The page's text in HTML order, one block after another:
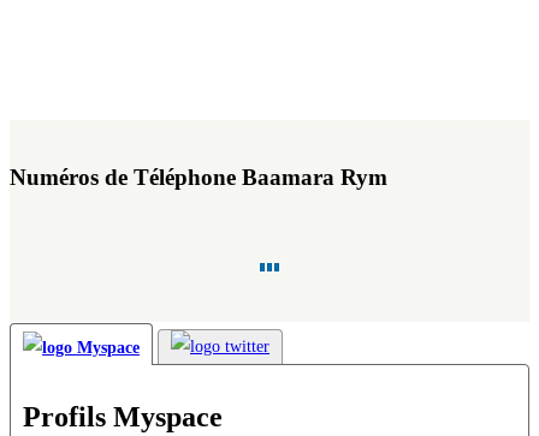
Numéros de Téléphone Baamara Rym
Profils Myspace